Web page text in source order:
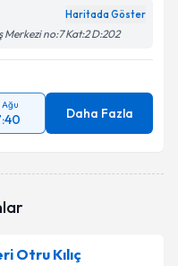
Haritada Göster
no:7 Kat:2 D:202
Ağu
Daha Fazla
Otru Kılıç